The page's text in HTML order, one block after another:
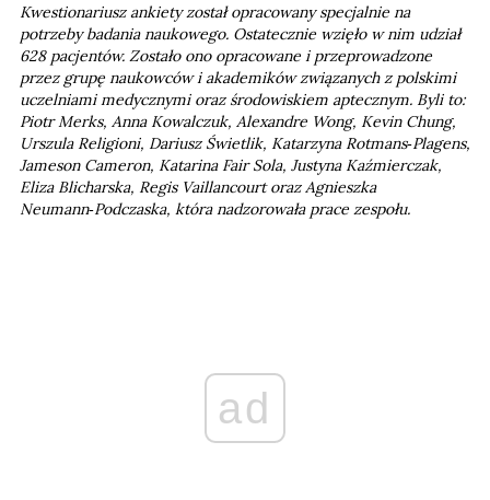
Kwestionariusz ankiety został opracowany specjalnie na
potrzeby badania naukowego. Ostatecznie wzięło w nim udział
628 pacjentów. Zostało ono opracowane i przeprowadzone
przez grupę naukowców i akademików związanych z polskimi
uczelniami medycznymi oraz środowiskiem aptecznym. Byli to:
Piotr Merks, Anna Kowalczuk, Alexandre Wong, Kevin Chung,
Urszula Religioni, Dariusz Świetlik, Katarzyna Rotmans‑Plagens,
Jameson Cameron, Katarina Fair Sola, Justyna Kaźmierczak,
Eliza Blicharska, Regis Vaillancourt oraz Agnieszka
Neumann‑Podczaska, która nadzorowała prace zespołu.
ad